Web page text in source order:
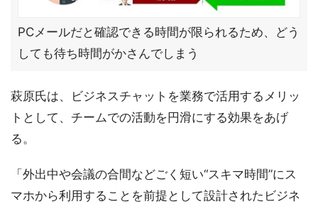
PCメールだと確認できる時間が限られるため、どう
しても待ち時間がかさんでしまう
萩原氏は、ビジネスチャットを業務で活用するメリッ
トとして、チームでの活動を円滑にする効果をあげ
る。
「外出中や会議の合間などごく短い“スキマ時間”にス
マホから利用することを前提として設計されたビジネ